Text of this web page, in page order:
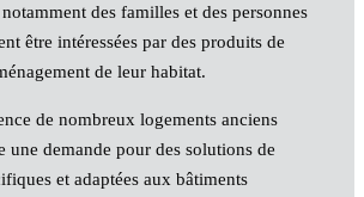
des familles et des personnes
être intéressées par des produits de
de leur habitat.
de nombreux logements anciens
une demande pour des solutions de
et adaptées aux bâtiments